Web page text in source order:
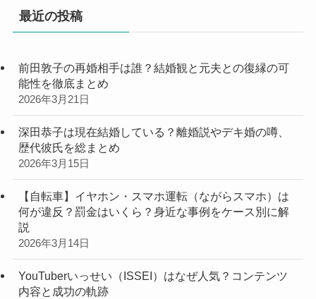
最近の投稿
前田敦子の再婚相手は誰？結婚観と元夫との復縁の可
能性を徹底まとめ
2026年3月21日
深田恭子は現在結婚している？離婚説やデキ婚の噂、
歴代彼氏を総まとめ
2026年3月15日
【自転車】イヤホン・スマホ運転（ながらスマホ）は
何が違反？罰金はいくら？身近な事例をケース別に解
説
2026年3月14日
YouTuberいっせい（ISSEI）はなぜ人気？コンテンツ
内容と成功の軌跡